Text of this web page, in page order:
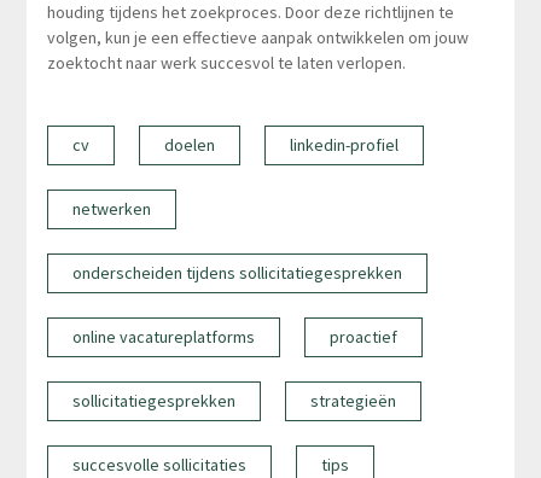
houding tijdens het zoekproces. Door deze richtlijnen te
volgen, kun je een effectieve aanpak ontwikkelen om jouw
zoektocht naar werk succesvol te laten verlopen.
cv doelen linkedin-profiel
netwerken
onderscheiden tijdens sollicitatiegesprekken
online vacatureplatforms proactief
sollicitatiegesprekken strategieën
succesvolle sollicitaties tips